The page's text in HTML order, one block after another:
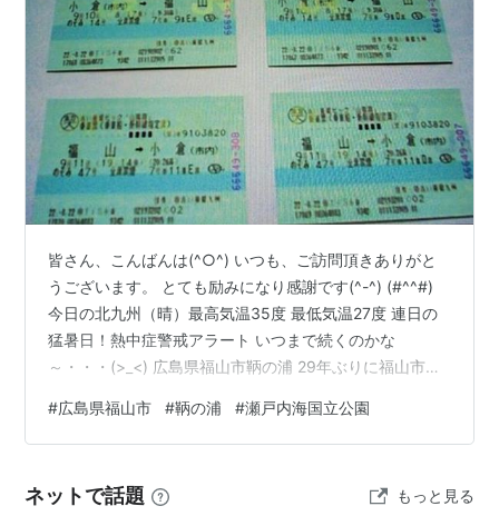
）、霧島国立公園（現在の 霧島錦江湾国立公園）とと
もに、日本初の国立公園として指定された。
皆さん、こんばんは(^○^) いつも、ご訪問頂きありがと
うございます。 とても励みになり感謝です(^-^) (#^^#)
今日の北九州（晴）最高気温35度 最低気温27度 連日の
猛暑日！熱中症警戒アラート いつまで続くのかな
～・・・(>_<) 広島県福山市鞆の浦 29年ぶりに福山市行
で 5年間（保全工事）働きました。 久しぶりに見る風
景、懐かしさで 胸がいっぱいになりました。 福弾寺本堂
うです。 鞆の浦は、国内外と交易で栄えた港で 歴史に名
#広島県福山市 #鞆の浦 #瀬戸内海国立公園
ネットで話題 もっと見る